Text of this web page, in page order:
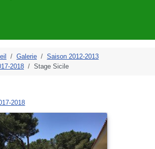
Galerie
Saison 2012-2013
2018
Stage Sicile
2018